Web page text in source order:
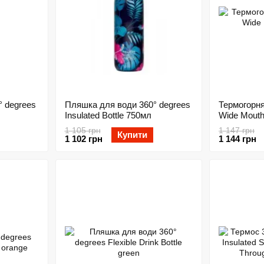
degrees
Пляшка для води 360° degrees
Insulated Bottle 750мл
1 105 грн
1 102 грн Купити
Wide
1 147 грн
1 144 грн